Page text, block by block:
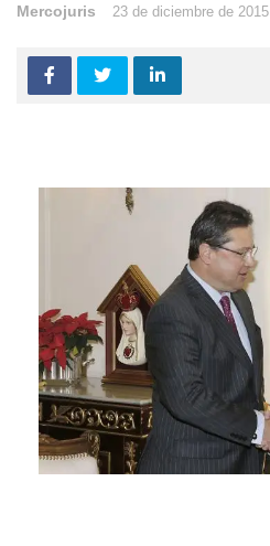
Mercojuris 23 de diciembre de 2015